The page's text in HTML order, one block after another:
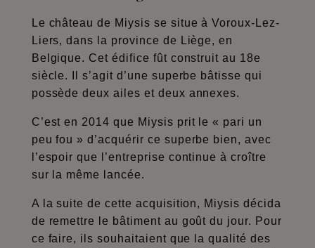
Le château de Miysis se situe à Voroux-Lez-
Liers, dans la province de Liège, en
Belgique. Cet édifice fût construit au 18e
siècle. Il s’agit d’une superbe bâtisse qui
possède deux ailes et deux annexes.
C’est en 2014 que Miysis prit le « pari un
peu fou » d’acquérir ce superbe bien, avec
l’espoir que l’entreprise continue à croître
sur la même lancée.
A la suite de cette acquisition, Miysis décida
de remettre le bâtiment au goût du jour. Pour
ce faire, ils souhaitaient que la qualité des